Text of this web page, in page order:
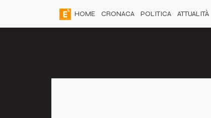
HOME CRONACA POLITICA ATTUALITÀ